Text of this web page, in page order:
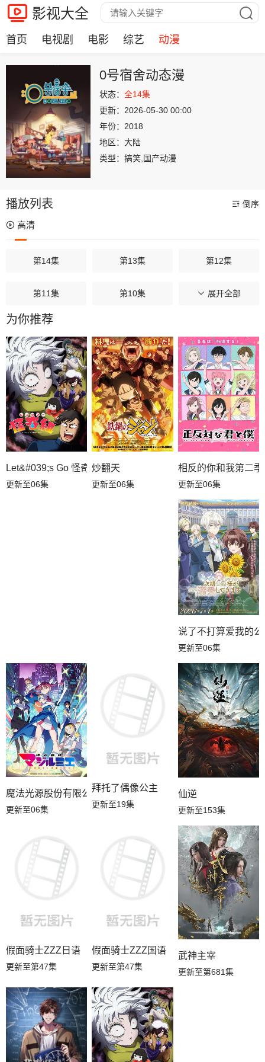
影视大全
首页 电视剧 电影 综艺 动漫
0号宿舍动态漫
状态： 全14集
更新： 2026-05-30 00:00
年份： 2018
地区： 大陆
类型： 搞笑,国产动漫
播放列表 倒序
高清
第14集 第13集 第12集
第11集 第10集 第09集
第08集
第05集 第04集 第03集
第02集 第01集
展开全部
为你推荐
Let&#039;s Go 怪奇组
更新至06集
炒翻天
更新至06集
相反的你和我第二季
更新至06集
说了不打算爱我的
更新至06集
魔法光源股份有限公司第二季
更新至06集
拜托了偶像公主
更新至19集
仙逆
更新至153集
假面骑士ZZZ日语
更新至第47集
假面骑士ZZZ国语
更新至第47集
武神主宰
更新至第681集